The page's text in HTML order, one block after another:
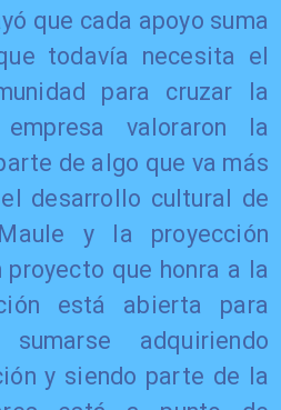
que cada apoyo suma
todavía necesita el
para cruzar la
valoraron la
de algo que va más
desarrollo cultural de
y la proyección
que honra a la
está abierta para
adquiriendo
y siendo parte de la